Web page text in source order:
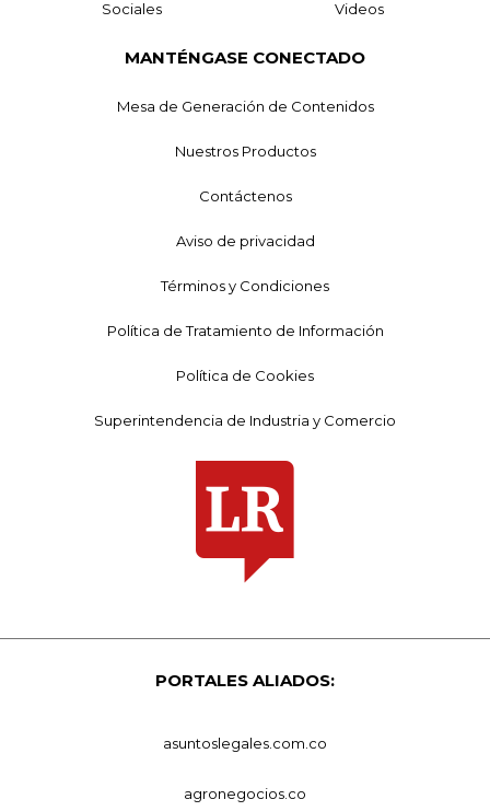
Sociales Videos
MANTÉNGASE CONECTADO
Mesa de Generación de Contenidos
Nuestros Productos
Contáctenos
Aviso de privacidad
Términos y Condiciones
Política de Tratamiento de Información
Política de Cookies
Superintendencia de Industria y Comercio
PORTALES ALIADOS:
asuntoslegales.com.co
agronegocios.co